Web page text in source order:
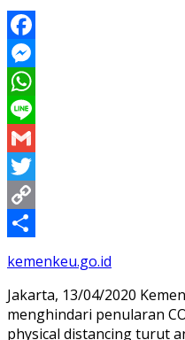
Facebook
Messenger
WhatsApp
Line
Gmail
Twitter
Copy
Link
Share
kemenkeu.go.id
Jakarta, 13/04/2020
menghindari penularan
physical distancing turut